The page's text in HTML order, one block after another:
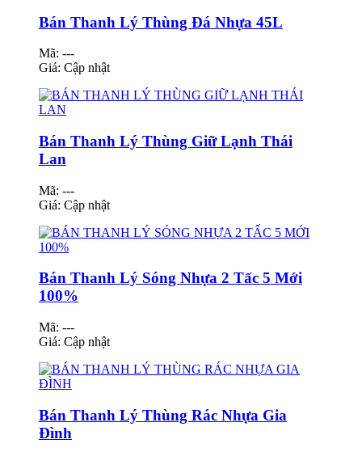
Bán Thanh Lý Thùng Đá Nhựa 45L
Mã: ---
Giá: Cập nhật
Bán Thanh Lý Thùng Giữ Lạnh Thái
Lan
Mã: ---
Giá: Cập nhật
Bán Thanh Lý Sóng Nhựa 2 Tấc 5 Mới
100%
Mã: ---
Giá: Cập nhật
Bán Thanh Lý Thùng Rác Nhựa Gia
Đình